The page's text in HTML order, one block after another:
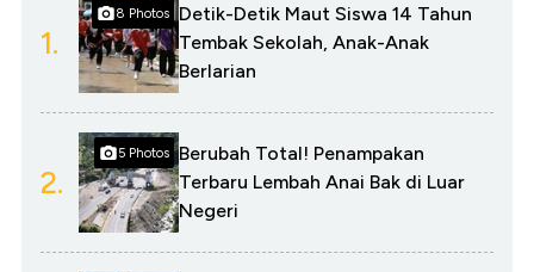
1.
8 Photos
Detik-Detik Maut Siswa 14 Tahun
Tembak Sekolah, Anak-Anak
Berlarian
2.
5 Photos
Berubah Total! Penampakan
Terbaru Lembah Anai Bak di Luar
Negeri